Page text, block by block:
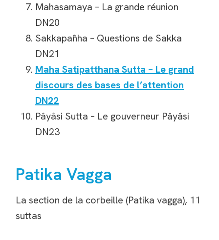
Mahasamaya – La grande réunion
DN20
Sakkapañha – Questions de Sakka
DN21
Maha Satipatthana Sutta – Le grand
discours des bases de l’attention
DN22
Pâyâsi Sutta – Le gouverneur Pâyâsi
DN23
Patika Vagga
La section de la corbeille (Patika vagga), 11
suttas